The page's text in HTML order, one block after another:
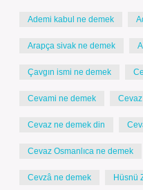
Ademi kabul ne demek
Arapça sivak ne demek
Çavgın ismi ne demek
Cevami ne demek
Cevaz ne demek din
Cevaz Osmanlıca ne demek
Cevzâ ne demek Hüsnü